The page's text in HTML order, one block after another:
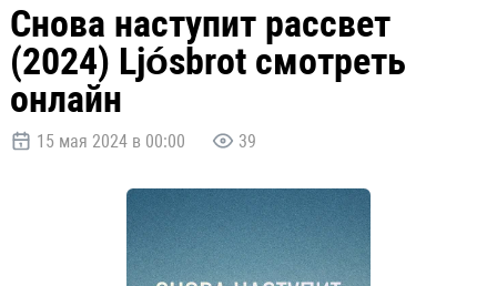
Снова наступит рассвет
(2024) Ljósbrot смотреть
онлайн
15 мая 2024 в 00:00 39